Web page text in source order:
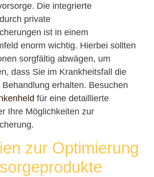
Die integrierte
private
ist in einem
enorm wichtig. Hierbei sollten
sorgfältig abwägen, um
dass Sie im Krankheitsfall die
erhalten. Besuchen
für eine detaillierte
Ihre Möglichkeiten zur
zur Optimierung